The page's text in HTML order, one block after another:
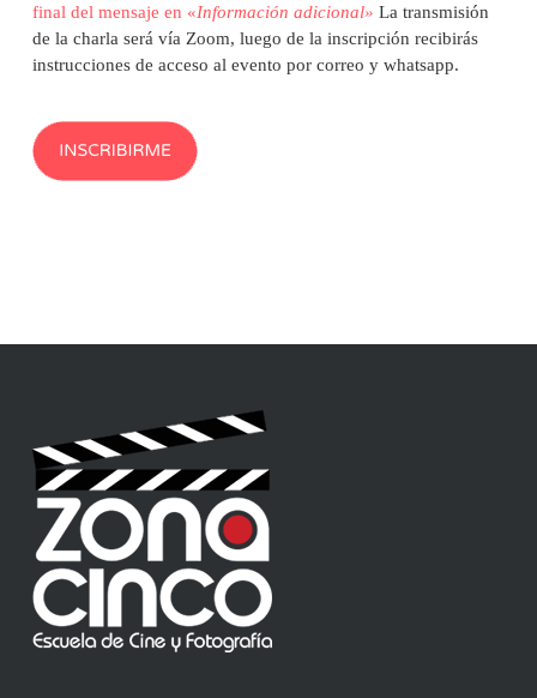
final del mensaje en «Información adicional» La transmisión
de la charla será vía Zoom, luego de la inscripción recibirás
instrucciones de acceso al evento por correo y whatsapp.